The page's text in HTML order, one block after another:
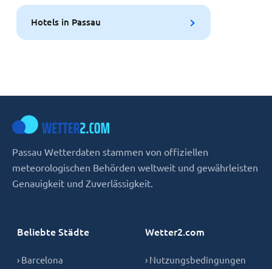
Hotels in Passau
Passau Wetterdaten stammen von offiziellen
meteorologischen Behörden weltweit und gewährleisten
Genauigkeit und Zuverlässigkeit.
Beliebte Städte
› Barcelona
Wetter2.com
› Nutzungsbedingungen